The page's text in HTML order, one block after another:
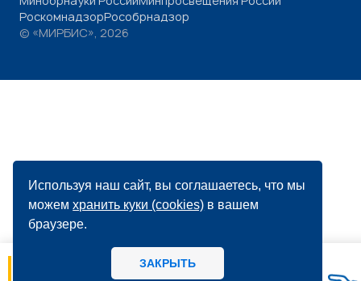
Используя наш сайт, вы соглашаетесь, что мы
можемхранить куки (cookies) в вашем
браузере.
ЗАКРЫТЬ
РоскомнадзорРособрнадзор
© «МИРБИС», 2026